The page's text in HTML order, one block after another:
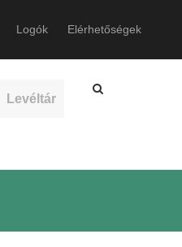
Logók Elérhetőségek
Levéltár